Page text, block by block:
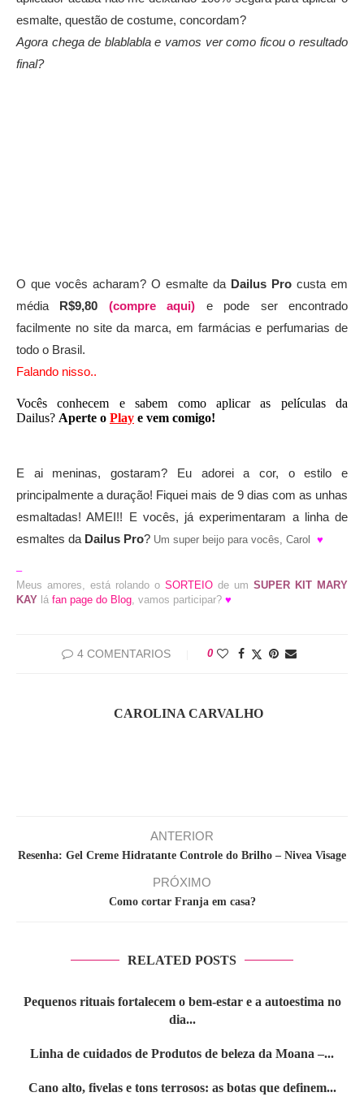
esmalte, questão de costume, concordam?
Agora chega de blablabla e vamos ver como ficou o resultado
final?
O que vocês acharam? O esmalte da Dailus Pro custa em
média R$9,80 (compre aqui)
e pode ser encontrado
facilmente no site da marca, em farmácias e perfumarias de
todo o Brasil.
Falando nisso..
Vocês conhecem e sabem como aplicar as películas da
Dailus? Aperte o Play e vem comigo!
E ai meninas, gostaram? Eu adorei a cor, o estilo e
principalmente a duração! Fiquei mais de 9 dias com as unhas
esmaltadas! AMEI!! E vocês, já experimentaram a linha de
esmaltes da Dailus Pro? Um super beijo para vocês, Carol ♥
–
Meus amores, está rolando o SORTEIO de um SUPER KIT MARY
KAY lá fan page do Blog, vamos participar? ♥
4 COMENTARIOS 0
CAROLINA CARVALHO
ANTERIOR
Resenha: Gel Creme Hidratante Controle do Brilho – Nivea Visage
PRÓXIMO
Como cortar Franja em casa?
RELATED POSTS
Pequenos rituais fortalecem o bem-estar e a autoestima no
dia...
Linha de cuidados de Produtos de beleza da Moana –...
Cano alto, fivelas e tons terrosos: as botas que definem...